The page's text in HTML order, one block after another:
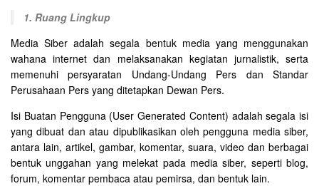
1. Ruang Lingkup
Media Siber adalah segala bentuk media yang menggunakan
wahana internet dan melaksanakan kegiatan jurnalistik, serta
memenuhi persyaratan Undang-Undang Pers dan Standar
Perusahaan Pers yang ditetapkan Dewan Pers.
Isi Buatan Pengguna (User Generated Content) adalah segala isi
yang dibuat dan atau dipublikasikan oleh pengguna media siber,
antara lain, artikel, gambar, komentar, suara, video dan berbagai
bentuk unggahan yang melekat pada media siber, seperti blog,
forum, komentar pembaca atau pemirsa, dan bentuk lain.